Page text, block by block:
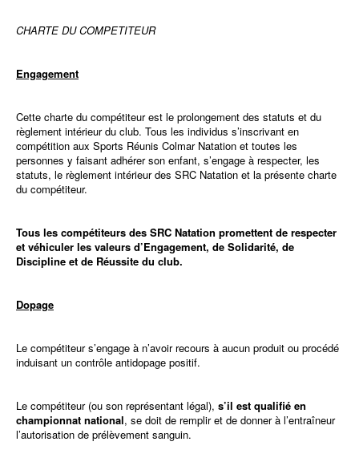
CHARTE DU COMPETITEUR
Engagement
Cette charte du compétiteur est le prolongement des statuts et du
règlement intérieur du club. Tous les individus s’inscrivant en
compétition aux Sports Réunis Colmar Natation et toutes les
personnes y faisant adhérer son enfant, s’engage à respecter, les
statuts, le règlement intérieur des SRC Natation et la présente charte
du compétiteur.
Tous les compétiteurs des SRC Natation promettent de respecter
et véhiculer les valeurs d’Engagement, de Solidarité, de
Discipline et de Réussite du club.
Dopage
Le compétiteur s’engage à n’avoir recours à aucun produit ou procédé
induisant un contrôle antidopage positif.
Le compétiteur (ou son représentant légal), s’il est qualifié en
championnat national, se doit de remplir et de donner à l’entraîneur
l’autorisation de prélèvement sanguin.